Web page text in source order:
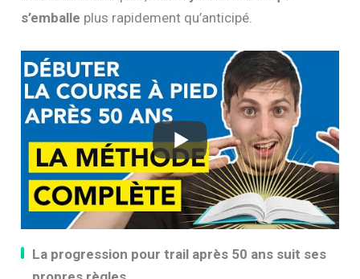
s’emballe plus rapidement qu’anticipé.
La progression pour trail après 50 ans suit ses